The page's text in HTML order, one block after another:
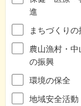
進
まちづくりの
農山漁村・中
の振興
環境の保全
地域安全活動